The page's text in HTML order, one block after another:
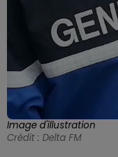
Image d'illustration
Crédit : Delta FM